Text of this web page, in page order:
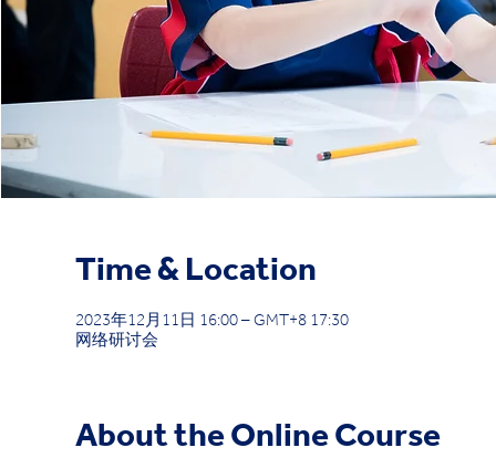
Time & Location
2023年12月11日 16:00 – GMT+8 17:30
网络研讨会
About the Online Course